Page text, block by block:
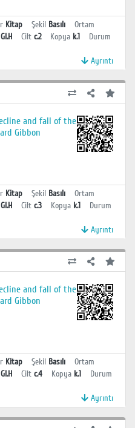
Kitap Şekil Basılı
Ortam
Cilt c.2 Kopya k.1
Durum
Ayrıntı
and fall of the
Gibbon
Kitap Şekil Basılı
Ortam
Cilt c.3 Kopya k.1
Durum
Ayrıntı
and fall of the
Gibbon
Kitap Şekil Basılı
Ortam
Cilt c.4 Kopya k.1
Durum
Ayrıntı